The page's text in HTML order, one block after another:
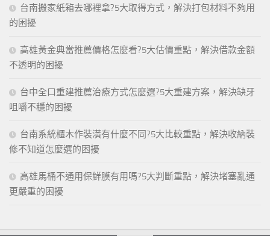
台南搬家紙箱去哪裡拿?5大取得方式，解決打包材料不夠用
的困擾
高雄黃金典當推薦價格怎麼看?5大估價重點，解決借款金額
不透明的困擾
台中全口重建推薦治療方式怎麼選?5大重建方案，解決缺牙
咀嚼不穩的困擾
台南系統櫃木作裝潢有什麼不同?5大比較重點，解決收納裝
修不知道怎麼選的困擾
高雄馬桶不通用保鮮膜有用嗎?5大判斷重點，解決堵塞亂通
更嚴重的困擾